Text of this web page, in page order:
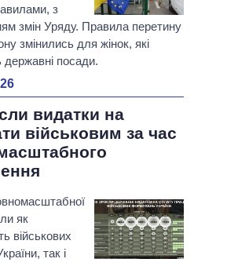
з
змін Уряду. Правила перетину
змінились для жінок, які
державні посади.
видатки на
військовим за час
як
військових
так і